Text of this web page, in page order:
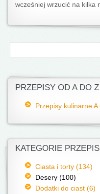
wcześniej wrzucić na kilka
Formularz
Szukaj
PRZEPISY OD A DO Z
Przepisy kulinarne
KATEGORIE
Ciasta i torty (134)
Desery (100)
Dodatki do ciast (6)